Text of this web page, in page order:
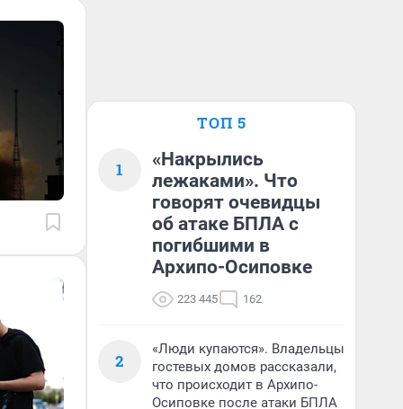
ТОП 5
1
«Накрылись
лежаками». Что
говорят очевидцы
об атаке БПЛА с
погибшими в
Архипо-Осиповке
223 445 162
2
«Люди купаются». Владельцы
гостевых домов рассказали,
что происходит в Архипо-
Осиповке после атаки БПЛА